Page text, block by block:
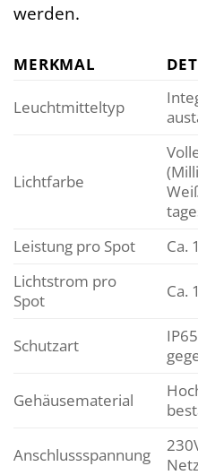
werden.
MERKMAL
Leuchtmitteltyp
Lichtfarbe
Leistung pro Spot
Ca.
Lichtstrom pro
Spot
Ca.
Schutzart
Gehäusematerial
Anschlussspannung